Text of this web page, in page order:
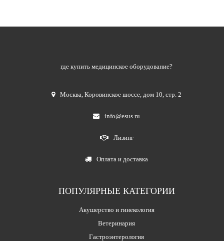
где купить медицинское оборудование?
Москва ,Коровинское шоссе, дом 10, стр. 2
info@esus.ru
Лизинг
Оплата и доставка
ПОПУЛЯРНЫЕ КАТЕГОРИИ
Акушерство и гинекология
Ветеринария
Гастроэнтерология